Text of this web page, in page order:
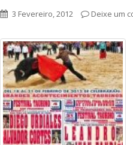
3 Fevereiro, 2012 Deixe um